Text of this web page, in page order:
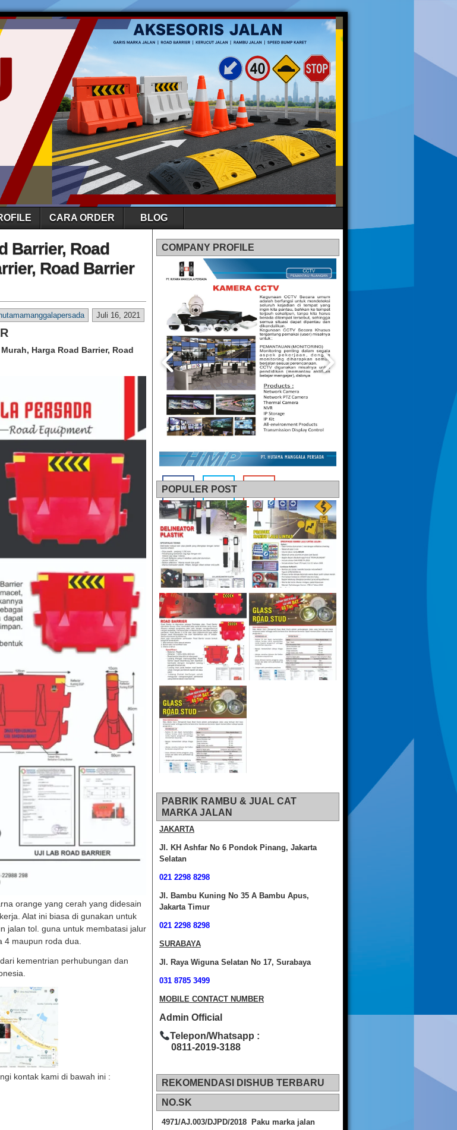
CARA ORDER BLOG
Barrier, Road
Road Barrier
Juli 16, 2021
hutamamanggalapersada
Harga Road Barrier, Road
orange yang cerah yang didesain
Alat ini biasa di gunakan untuk
jalan tol. guna untuk membatasi jalur
maupun roda dua.
kementrian perhubungan dan
kontak kami di bawah ini :
COMPANY PROFILE
POPULER POST
PABRIK RAMBU & JUAL CAT
MARKA JALAN
JAKARTA
Jl. KH Ashfar No 6 Pondok Pinang, Jakarta
Selatan
021 2298 8298
Jl. Bambu Kuning No 35 A Bambu Apus,
Jakarta Timur
021 2298 8298
SURABAYA
Jl. Raya Wiguna Selatan No 17, Surabaya
031 8785 3499
MOBILE CONTACT NUMBER
Admin Official
Telepon/Whatsapp :
0811-2019-3188
REKOMENDASI DISHUB TERBARU
NO.SK
4971/AJ.003/DJPD/2018 Paku marka jalan